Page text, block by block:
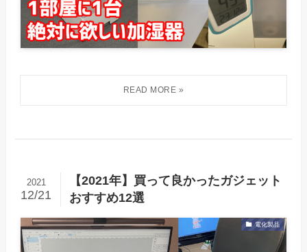
【2021年】買って良かったガジェット
おすすめ12選
2021
12/21
電化製品